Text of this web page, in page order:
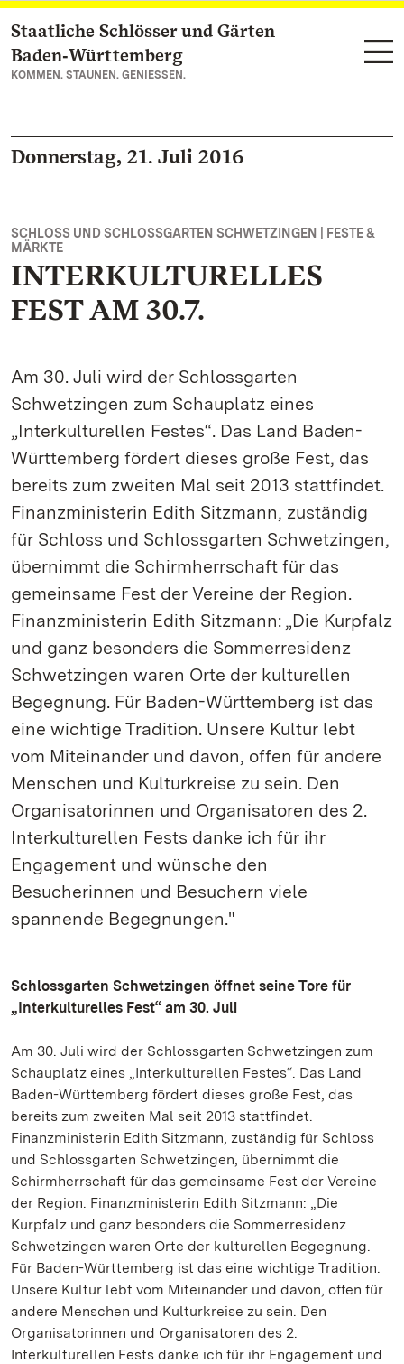
Zum Hauptinhalt springen
Staatliche Schlösser und Gärten
Baden‑Württemberg
KOMMEN. STAUNEN. GENIESSEN.
Donnerstag, 21. Juli 2016
SCHLOSS UND SCHLOSSGARTEN SCHWETZINGEN | FESTE &
MÄRKTE
INTERKULTURELLES
FEST AM 30.7.
Am 30. Juli wird der Schlossgarten
Schwetzingen zum Schauplatz eines
„Interkulturellen Festes“. Das Land Baden-
Württemberg fördert dieses große Fest, das
bereits zum zweiten Mal seit 2013 stattfindet.
Finanzministerin Edith Sitzmann, zuständig
für Schloss und Schlossgarten Schwetzingen,
übernimmt die Schirmherrschaft für das
gemeinsame Fest der Vereine der Region.
Finanzministerin Edith Sitzmann: „Die Kurpfalz
und ganz besonders die Sommerresidenz
Schwetzingen waren Orte der kulturellen
Begegnung. Für Baden-Württemberg ist das
eine wichtige Tradition. Unsere Kultur lebt
vom Miteinander und davon, offen für andere
Menschen und Kulturkreise zu sein. Den
Organisatorinnen und Organisatoren des 2.
Interkulturellen Fests danke ich für ihr
Engagement und wünsche den
Besucherinnen und Besuchern viele
spannende Begegnungen."
Schlossgarten Schwetzingen öffnet seine Tore für
„Interkulturelles Fest“ am 30. Juli
Am 30. Juli wird der Schlossgarten Schwetzingen zum
Schauplatz eines „Interkulturellen Festes“. Das Land
Baden-Württemberg fördert dieses große Fest, das
bereits zum zweiten Mal seit 2013 stattfindet.
Finanzministerin Edith Sitzmann, zuständig für Schloss
und Schlossgarten Schwetzingen, übernimmt die
Schirmherrschaft für das gemeinsame Fest der Vereine
der Region. Finanzministerin Edith Sitzmann: „Die
Kurpfalz und ganz besonders die Sommerresidenz
Schwetzingen waren Orte der kulturellen Begegnung.
Für Baden-Württemberg ist das eine wichtige Tradition.
Unsere Kultur lebt vom Miteinander und davon, offen für
andere Menschen und Kulturkreise zu sein. Den
Organisatorinnen und Organisatoren des 2.
Interkulturellen Fests danke ich für ihr Engagement und